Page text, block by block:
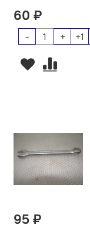
60 ₽
- + +1
95 ₽